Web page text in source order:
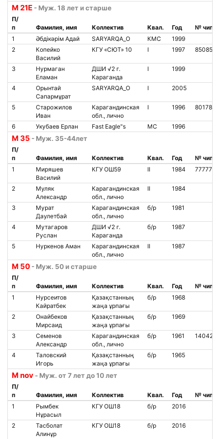
М 21Е - Муж. 18 лет и старше
П/
п
Фамилия, имя Коллектив Квал. Год
№ чипа
1
Әбдікәрім Адай SARYARQA_O КМС
1999
2
Копейко
Василий
КГУ «СЮТ» 10 I 1997 8508597
3
Нурмаган
Еламан
ДШИ √2 г.
Караганда
I 1999
4
Орынтай
Сапармұрат
SARYARQA_O I 2005
5
Старожилов
Иван
Карагандинская
обл., лично
I 1996 8017801
6 Укубаев Ерлан Fast Eagle"s МС 1996
М 35 - Муж. 35-44лет
П/
п
Фамилия, имя Коллектив Квал. Год
№ чипа
1
Миряшев
Василий
КГУ ОШ59 II 1984 7777777
2
Муляк
Александр
Карагандинская
обл., лично
II 1984
3
Мурат
Даулетбай
Карагандинская
обл., лично
б/р 1981
4
Мутагаров
Руслан
ДШИ √2 г.
Караганда
б/р 1987
5 Нуркенов Аман
Карагандинская
обл., лично
II 1987
М 50 - Муж. 50 и старше
П/
п
Фамилия, имя Коллектив Квал. Год
№ чипа
1
Нурсеитов
Кайратбек
Қазақстанның
жаңа ұрпағы
б/р 1968
2
Онайбеков
Мирсаид
Қазақстанның
жаңа ұрпағы
б/р 1969
3
Семенов
Александр
Карагандинская
обл., лично
б/р 1961
4
Таловский
Игорь
Қазақстанның
жаңа ұрпағы
б/р 1965
М nov - Муж. от 7 лет до 10 лет
П/
п
Фамилия, имя Коллектив Квал. Год
№ чипа
1
Рымбек
Нұрасыл
КГУ ОШ18 б/р 2016
2
Тасболат
Алинұр
КГУ ОШ18 б/р 2016